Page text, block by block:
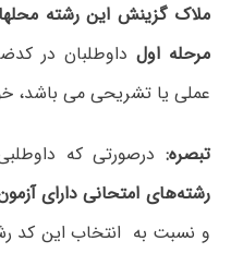
ملاک گزینش این رشته
مرحله اول داوطلبان در
عملی یا تشریحی می باشد،
تبصره: درصورتی که
رشته‌های امتحانی دارای
و نسبت به انتخاب این کد